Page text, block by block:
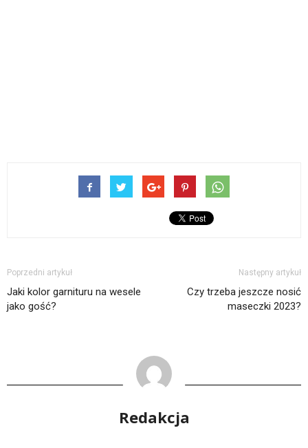
Poprzedni artykuł
Jaki kolor garnituru na wesele
jako gość?
Następny artykuł
Czy trzeba jeszcze nosić
maseczki 2023?
Redakcja